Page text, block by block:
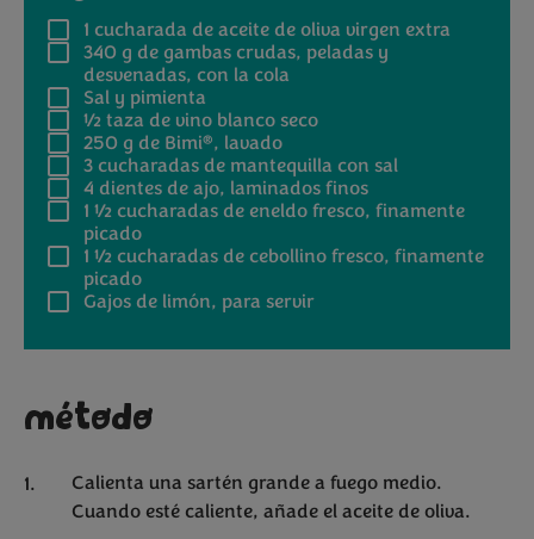
1 cucharada de aceite de oliva virgen extra
340 g de gambas crudas, peladas y
desvenadas, con la cola
Sal y pimienta
½ taza de vino blanco seco
250 g de Bimi®, lavado
3 cucharadas de mantequilla con sal
4 dientes de ajo, laminados finos
1 ½ cucharadas de eneldo fresco, finamente
picado
1 ½ cucharadas de cebollino fresco, finamente
picado
Gajos de limón, para servir
método
Calienta una sartén grande a fuego medio.
Cuando esté caliente, añade el aceite de oliva.